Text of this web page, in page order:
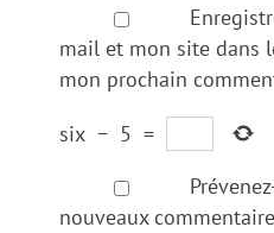
mail et mon site dans
mon prochain
six − 5 =
nouveaux